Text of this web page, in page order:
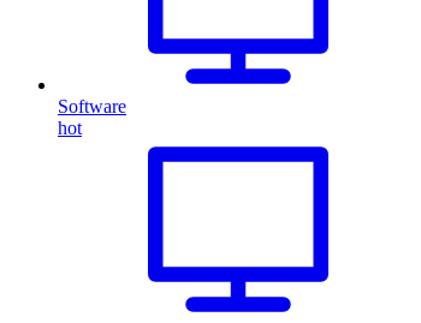
Software
hot